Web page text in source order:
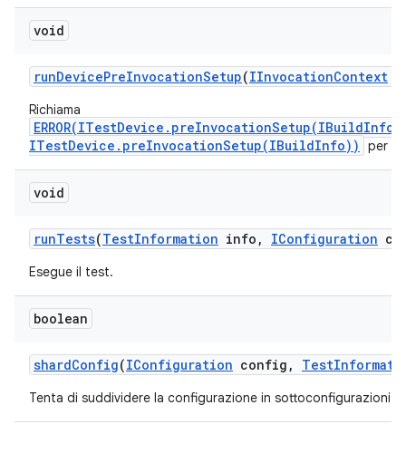
void
runDevicePreInvocationSetup(IInvocationContext
Richiama
ITestDevice.preInvocationSetup(IBuildInfo))
per
void
runTests(TestInformation info , IConfiguration
Esegue il test.
boolean
shardConfig(IConfiguration config , Test
Tenta di suddividere la configurazione in sottoconfigurazioni